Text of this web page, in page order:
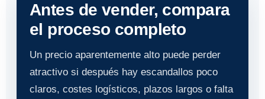
Antes de vender, compara
el proceso completo
Un precio aparentemente alto puede perder
atractivo si después hay escandallos poco
claros, costes logísticos, plazos largos o falta